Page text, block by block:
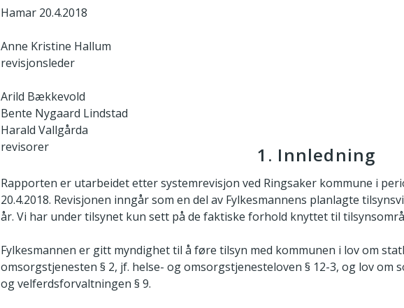
Hamar 20.4.2018
Anne Kristine Hallum
revisjonsleder
Arild Bækkevold
Bente Nygaard Lindstad
Harald Vallgårda
revisorer
1. Innledning
Rapporten er utarbeidet etter systemrevisjon ved Ringsaker kommune i
20.4.2018. Revisjonen inngår som en del av Fylkesmannens planlagte
år. Vi har under tilsynet kun sett på de faktiske forhold knyttet til
Fylkesmannen er gitt myndighet til å føre tilsyn med kommunen i lov om
omsorgstjenesten § 2, jf. helse- og omsorgstjenesteloven § 12-3, og lov om
og velferdsforvaltningen § 9.